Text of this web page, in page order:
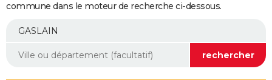
Essais
Réserver un essai
Citadines
Berlines
SUV
Forum auto
+
Mobiles
Meilleur smartphone
Internet
Ordinateurs
Jeux vidéo
Guide high-tech
Aménagement intérieur
commune dans le moteur de recherche ci-dessous.